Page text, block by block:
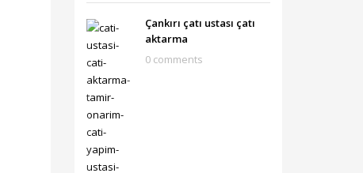
Çankırı çatı ustası çatı
aktarma
0 comments